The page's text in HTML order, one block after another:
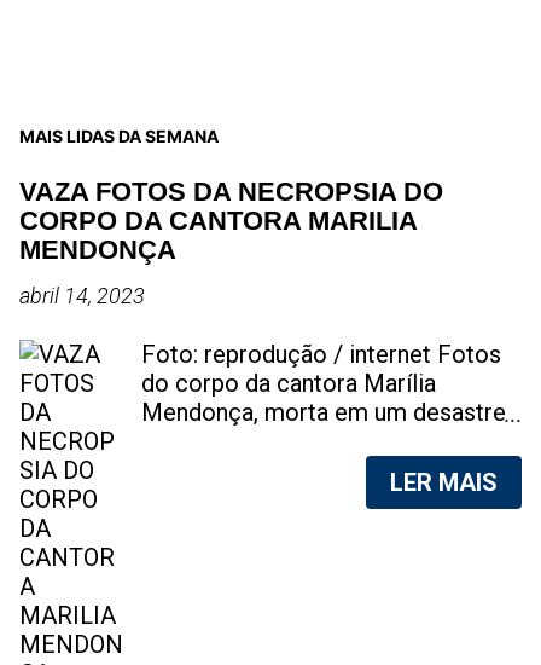
MAIS LIDAS DA SEMANA
VAZA FOTOS DA NECROPSIA DO
CORPO DA CANTORA MARILIA
MENDONÇA
abril 14, 2023
Foto: reprodução / internet Fotos
do corpo da cantora Marília
Mendonça, morta em um desastre
foram vazadas na internet. A
divulgação de fotos do corpo de
LER MAIS